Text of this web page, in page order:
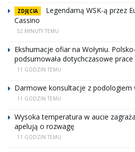
ZDJĘCIA
Legendarną WSK-ą przez
Cassino
52 MINUTY TEMU
Ekshumacje ofiar na Wołyniu.
podsumowała dotychczasowe prace
11 GODZIN TEMU
Darmowe konsultacje z podologiem
11 GODZIN TEMU
Wysoka temperatura w aucie
apelują o rozwagę
11 GODZIN TEMU